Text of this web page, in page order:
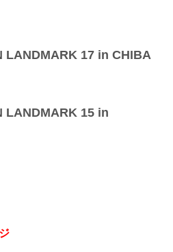
LANDMARK 17 in CHIBA
LANDMARK 15 in